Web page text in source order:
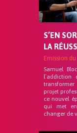
S’EN
LA
Emission du
Samuel
l’addiction
projet
ce nouvel
qui met
changer de